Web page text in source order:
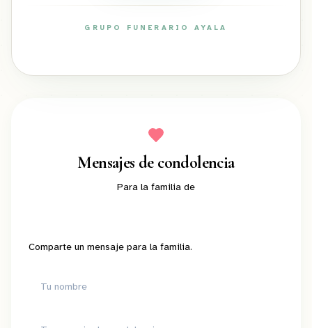
GRUPO FUNERARIO AYALA
Mensajes de condolencia
Para la familia de
Comparte un mensaje para la familia.